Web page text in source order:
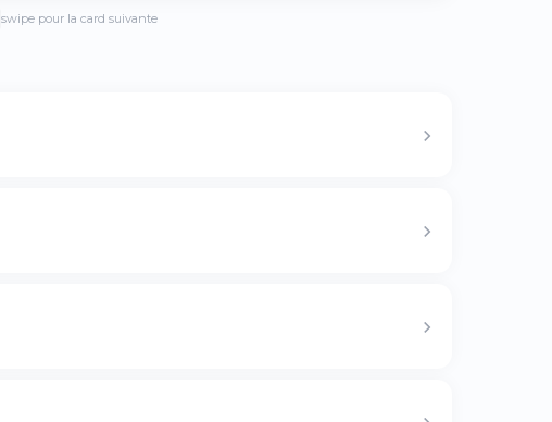
swipe pour la card suivante